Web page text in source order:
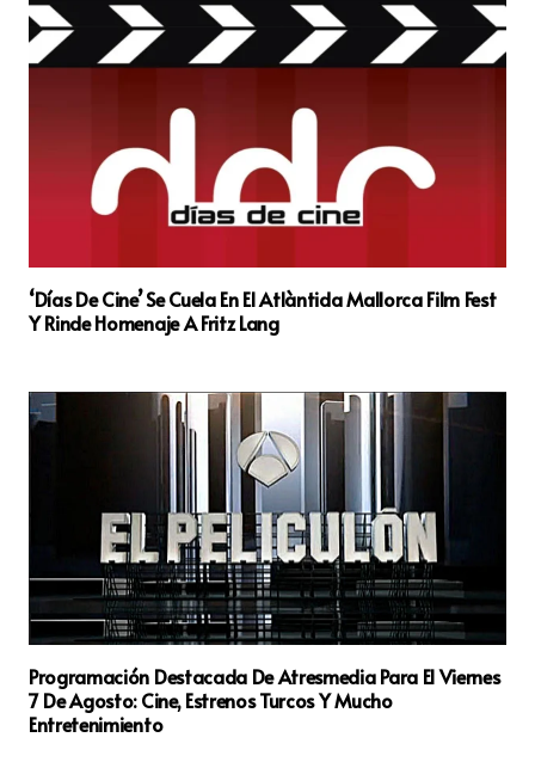
‘Días De Cine’ Se Cuela En El Atlàntida Mallorca Film Fest
Y Rinde Homenaje A Fritz Lang
Programación Destacada De Atresmedia Para El Viernes
7 De Agosto: Cine, Estrenos Turcos Y Mucho
Entretenimiento